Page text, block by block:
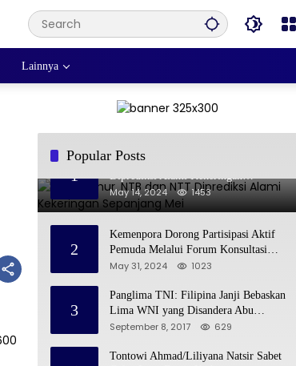
Lainnya
Popular Posts
1
Jawa Timur, NTB dan NTT
Sepanjang Mei
May 14, 2024 1453
2
Kemenpora Dorong Partisipasi Aktif
Pemuda Melalui Forum Konsultasi
Publik
May 31, 2024 1023
3
Panglima TNI: Filipina Janji Bebaskan
Lima WNI yang Disandera Abu
Sayyaf
September 8, 2017 629
Tontowi Ahmad/Liliyana Natsir Sabet